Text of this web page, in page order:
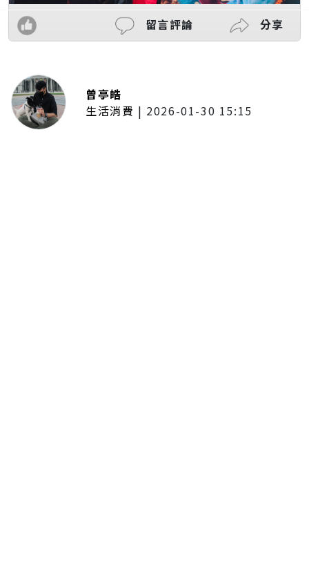
留言評論 分享
曾亭皓
生活消費 | 2026-01-30 15:15